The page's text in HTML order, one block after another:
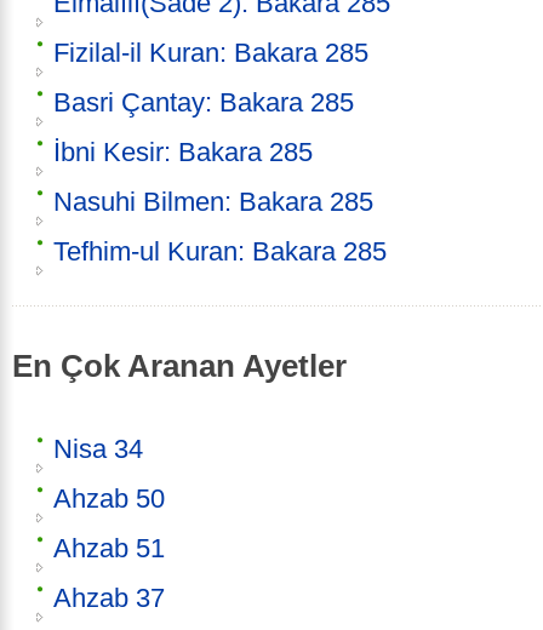
Fizilal-il Kuran: Bakara 285
Basri Çantay: Bakara 285
İbni Kesir: Bakara 285
Nasuhi Bilmen: Bakara 285
Tefhim-ul Kuran: Bakara 285
En Çok Aranan Ayetler
Nisa 34
Ahzab 50
Ahzab 51
Ahzab 37